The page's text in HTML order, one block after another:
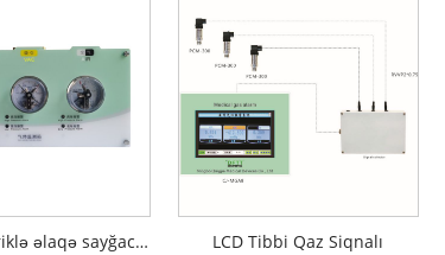
Metr (elektriklə əlaqə sayğacı) Siqnal göstərin LCD Tibbi Qaz Siqnalı